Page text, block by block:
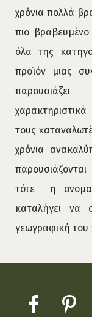
χρόνια πολλά
πιο
όλα της
προϊόν μιας
παρουσιάζει
τους
χρόνια
τότε η
καταλήγει να
γεωγραφική του